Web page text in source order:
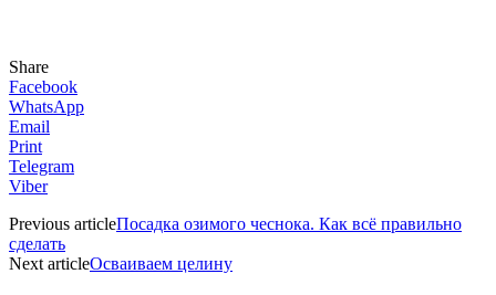
Share
Facebook
WhatsApp
Email
Print
Telegram
Viber
Previous articleПосадка озимого чеснока. Как всё правильно
сделать
Next articleОсваиваем целину